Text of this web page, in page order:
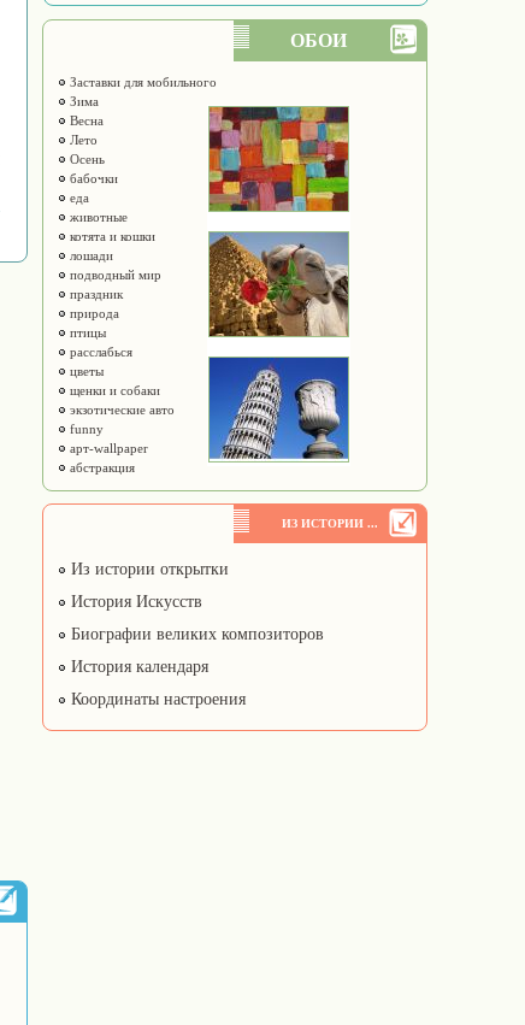
ОБОИ
Заставки для мобильного
Зима
Весна
Лето
Осень
бабочки
еда
животные
котята и кошки
лошади
подводный мир
праздник
природа
птицы
расслабься
цветы
щенки и собаки
экзотические авто
funny
арт-wallpaper
абстракция
ИЗ ИСТОРИИ ...
Из истории открытки
История Искусств
Биографии великих композиторов
История календаря
Координаты настроения